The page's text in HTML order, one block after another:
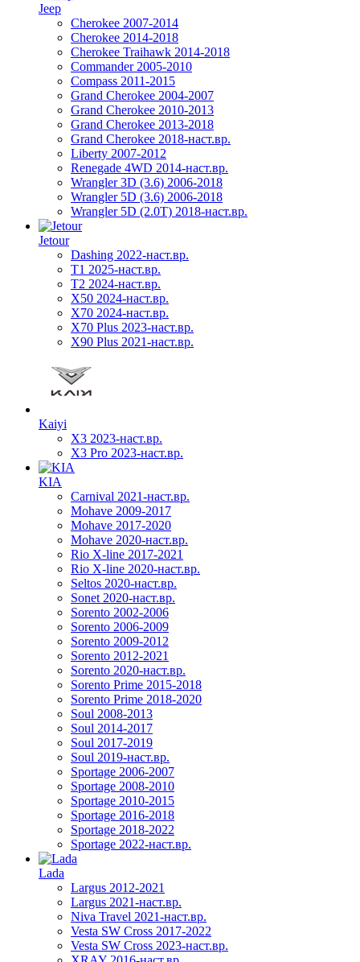
Jeep
Cherokee 2007-2014
Cherokee 2014-2018
Cherokee Traihawk 2014-2018
Commander 2005-2010
Compass 2011-2015
Grand Cherokee 2004-2007
Grand Cherokee 2010-2013
Grand Cherokee 2013-2018
Grand Cherokee 2018-наст.вр.
Liberty 2007-2012
Renegade 4WD 2014-наст.вр.
Wrangler 3D (3.6) 2006-2018
Wrangler 5D (3.6) 2006-2018
Wrangler 5D (2.0T) 2018-наст.вр.
Jetour
Dashing 2022-наст.вр.
T1 2025-наст.вр.
T2 2024-наст.вр.
X50 2024-наст.вр.
X70 2024-наст.вр.
X70 Plus 2023-наст.вр.
X90 Plus 2021-наст.вр.
Kaiyi
X3 2023-наст.вр.
X3 Pro 2023-наст.вр.
KIA
Carnival 2021-наст.вр.
Mohave 2009-2017
Mohave 2017-2020
Mohave 2020-наст.вр.
Rio X-line 2017-2021
Rio X-line 2020-наст.вр.
Seltos 2020-наст.вр.
Sonet 2020-наст.вр.
Sorento 2002-2006
Sorento 2006-2009
Sorento 2009-2012
Sorento 2012-2021
Sorento 2020-наст.вр.
Sorento Prime 2015-2018
Sorento Prime 2018-2020
Soul 2008-2013
Soul 2014-2017
Soul 2017-2019
Soul 2019-наст.вр.
Sportage 2006-2007
Sportage 2008-2010
Sportage 2010-2015
Sportage 2016-2018
Sportage 2018-2022
Sportage 2022-наст.вр.
Lada
Largus 2012-2021
Largus 2021-наст.вр.
Niva Travel 2021-наст.вр.
Vesta SW Cross 2017-2022
Vesta SW Cross 2023-наст.вр.